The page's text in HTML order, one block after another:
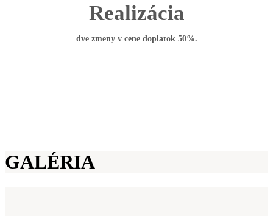
Realizácia
dve zmeny v cene doplatok 50%.
GALÉRIA